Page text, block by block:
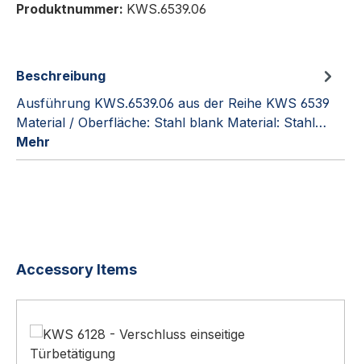
Produktnummer: KWS.6539.06
Beschreibung
Ausführung KWS.6539.06 aus der Reihe KWS 6539
Material / Oberfläche: Stahl blank Material: Stahl…
Mehr
Produktgalerie überspringen
Accessory Items